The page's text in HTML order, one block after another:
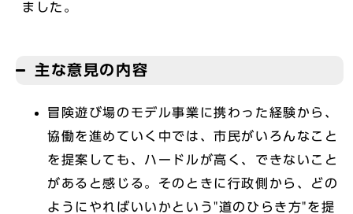
ました。
主な意見の内容
冒険遊び場のモデル事業に携わった経験から、
協働を進めていく中では、市民がいろんなこと
を提案しても、ハードルが高く、できないこと
があると感じる。そのときに行政側から、どの
ようにやればいいかという"道のひらき方"を提